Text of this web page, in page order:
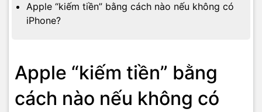
Apple “kiếm tiền” bằng cách nào nếu không có
iPhone?
Apple “kiếm tiền” bằng
cách nào nếu không có